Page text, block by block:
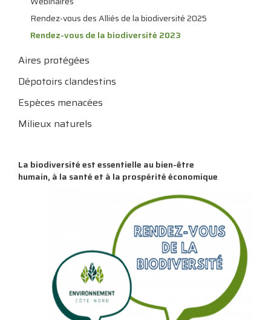
Rendez-vous des Alliés de la biodiversité 2025
Rendez-vous de la biodiversité 2023
Aires protégées
Dépotoirs clandestins
Espèces menacées
Milieux naturels
La biodiversité est essentielle au bien-être
humain, à la santé et à la prospérité économique